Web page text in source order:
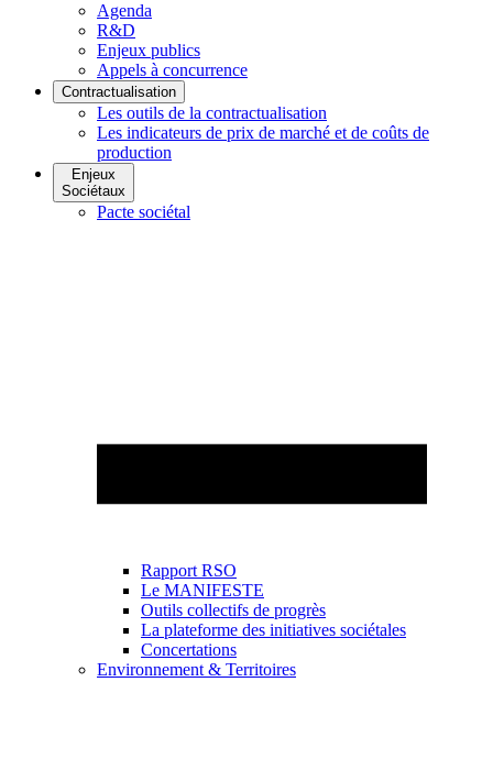
Agenda
R&D
Enjeux publics
Appels à concurrence
Contractualisation
Les outils de la contractualisation
Les indicateurs de prix de marché et de coûts de
production
Enjeux
Sociétaux
Pacte sociétal
Rapport RSO
Le MANIFESTE
Outils collectifs de progrès
La plateforme des initiatives sociétales
Concertations
Environnement & Territoires